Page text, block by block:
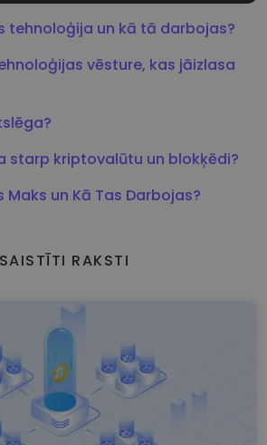
tehnoloģija un kā tā darbojas?
vēsture, kas jāizlasa
starp kriptovalūtu un blokķēdi?
Maks un Kā Tas Darbojas?
SAISTĪTI RAKSTI